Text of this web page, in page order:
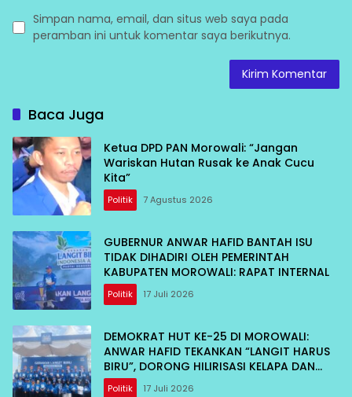
Simpan nama, email, dan situs web saya pada
peramban ini untuk komentar saya berikutnya.
Baca Juga
Ketua DPD PAN Morowali: “Jangan
Wariskan Hutan Rusak ke Anak Cucu
Kita”
Politik 7 Agustus 2026
GUBERNUR ANWAR HAFID BANTAH ISU
TIDAK DIHADIRI OLEH PEMERINTAH
KABUPATEN MOROWALI: RAPAT INTERNAL
Politik 17 Juli 2026
DEMOKRAT HUT KE-25 DI MOROWALI:
ANWAR HAFID TEKANKAN “LANGIT HARUS
BIRU”, DORONG HILIRISASI KELAPA DAN
TEKAN INFLASI IKAN
Politik 17 Juli 2026